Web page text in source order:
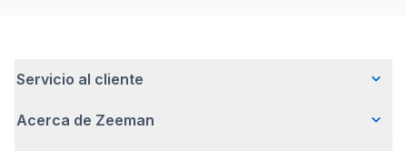
Servicio al cliente
Preguntas frecuentes
Acerca de Zeeman